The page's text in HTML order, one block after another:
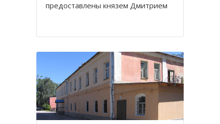
предоставлены князем Дмитрием
вкладами князей, но в начале 18
При монастыре было три